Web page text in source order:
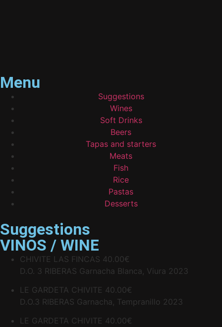
Menu
Suggestions
Wines
Soft Drinks
Beers
Tapas and starters
Meats
Fish
Rice
Pastas
Desserts
Suggestions
VINOS / WINE
CHIVITE LAS FINCAS 40.00€
D.O. 3 RIBERAS Garnacha Blanca, Viura 2023
LE GARDETA CHIVITE 40.00€
D.O.3 RIBERAS Garnacha, Tempranillo 2023
LE GARDETA CHIVITE 40.00€